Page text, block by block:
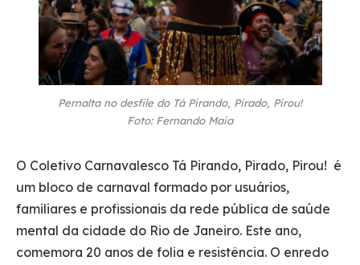
Pernalta no desfile do Tá Pirando, Pirado, Pirou!
Foto: Fernando Maia
O Coletivo Carnavalesco Tá Pirando, Pirado, Pirou! é
um bloco de carnaval formado por usuários,
familiares e profissionais da rede pública de saúde
mental da cidade do Rio de Janeiro. Este ano,
comemora 20 anos de folia e resistência. O enredo